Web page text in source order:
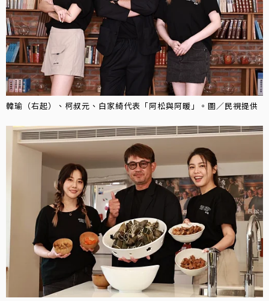
韓瑜（右起）、柯叔元、白家綺代表「阿松與阿暖」。圖／民視提供